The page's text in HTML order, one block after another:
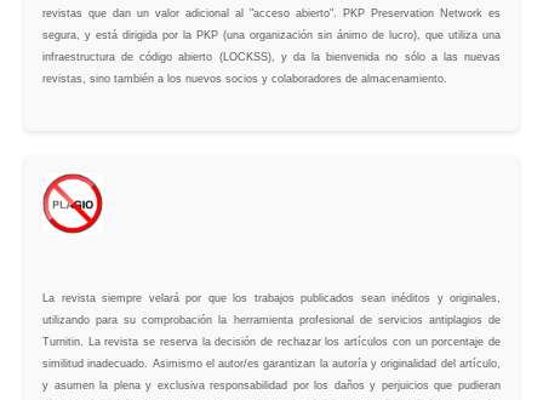
revistas que dan un valor adicional al "acceso abierto". PKP Preservation Network es
segura, y está dirigida por la PKP (una organización sin ánimo de lucro), que utiliza una
infraestructura de código abierto (LOCKSS), y da la bienvenida no sólo a las nuevas
revistas, sino también a los nuevos socios y colaboradores de almacenamiento.
La revista siempre velará por que los trabajos publicados sean inéditos y originales,
utilizando para su comprobación la herramienta profesional de servicios antiplagios de
Turnitin. La revista se reserva la decisión de rechazar los artículos con un porcentaje de
similitud inadecuado. Asimismo el autor/es garantizan la autoría y originalidad del artículo,
y asumen la plena y exclusiva responsabilidad por los daños y perjuicios que pudieran